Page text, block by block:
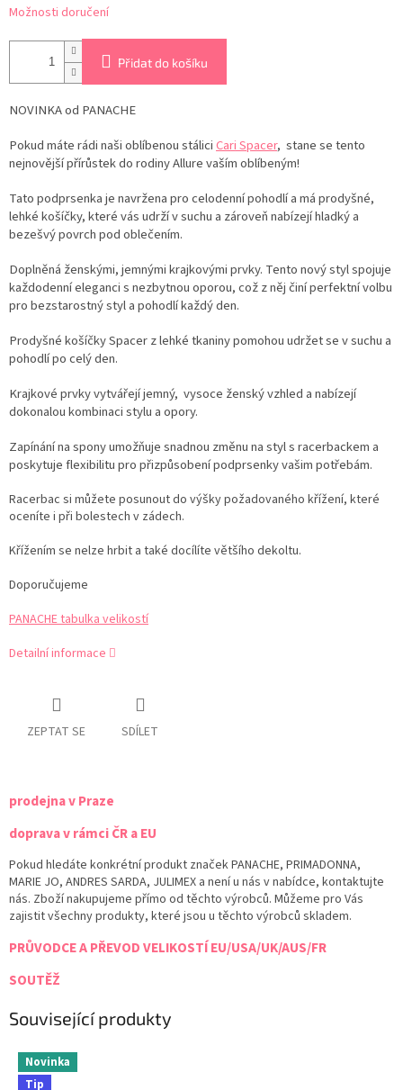
Možnosti doručení
Přidat do košíku
NOVINKA od PANACHE
Pokud máte rádi naši oblíbenou stáliciCari Spacer, stane se tento
nejnovější přírůstek do rodiny Allure vaším oblíbeným!
Tato podprsenka je navržena pro celodenní pohodlí a má prodyšné,
lehké košíčky, které vás udrží v suchu a zároveň nabízejí hladký a
bezešvý povrch pod oblečením.
Doplněná ženskými, jemnými krajkovými prvky. Tento nový styl spojuje
každodenní eleganci s nezbytnou oporou, což z něj činí perfektní volbu
pro bezstarostný styl a pohodlí každý den.
Prodyšné košíčky Spacer z lehké tkaniny pomohou udržet se v suchu a
pohodlí po celý den.
Krajkové prvky vytvářejí jemný, vysoce ženský vzhled a nabízejí
dokonalou kombinaci stylu a opory.
Zapínání na spony umožňuje snadnou změnu na styl s racerbackem a
poskytuje flexibilitu pro přizpůsobení podprsenky vašim potřebám.
Racerbac si můžete posunout do výšky požadovaného křížení, které
oceníte i při bolestech v zádech.
Křížením se nelze hrbit a také docílíte většího dekoltu.
Doporučujeme
PANACHE tabulka velikostí
Detailní informace
ZEPTAT SE SDÍLET
prodejna v Praze
doprava v rámci ČR a EU
Pokud hledáte konkrétní produkt značek PANACHE, PRIMADONNA,
MARIE JO, ANDRES SARDA, JULIMEX a není u nás v nabídce, kontaktujte
nás. Zboží nakupujeme přímo od těchto výrobců. Můžeme pro Vás
zajistit všechny produkty, které jsou u těchto výrobců skladem.
PRŮVODCE A PŘEVOD VELIKOSTÍ EU/USA/UK/AUS/FR
SOUTĚŽ
Související produkty
Novinka
Tip